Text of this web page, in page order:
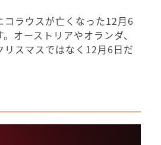
ラウスが亡くなった12月6
オーストリアやオランダ、
スマスではなく12月6日だ